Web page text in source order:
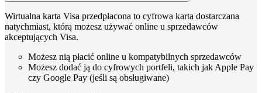
Wirtualna karta Visa przedpłacona to cyfrowa karta dostarczana
natychmiast, którą możesz używać online u sprzedawców
akceptujących Visa.
Możesz nią płacić online u kompatybilnych sprzedawców
Możesz dodać ją do cyfrowych portfeli, takich jak Apple Pay
czy Google Pay (jeśli są obsługiwane)